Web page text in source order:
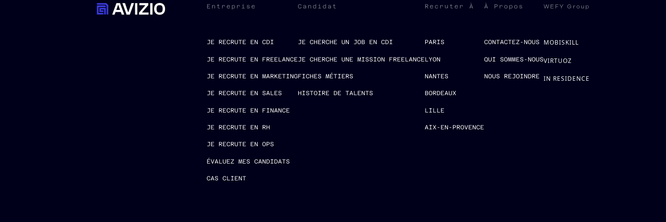
Entreprise
JE RECRUTE EN CDI
JE RECRUTE EN FREELANCE
JE RECRUTE EN MARKETING
JE RECRUTE EN SALES
JE RECRUTE EN FINANCE
JE RECRUTE EN RH
JE RECRUTE EN OPS
ÉVALUEZ MES CANDIDATS
CAS CLIENT
Candidat
JE CHERCHE UN JOB EN CDI
JE CHERCHE UNE MISSION FREELANCE
FICHES MÉTIERS
HISTOIRE DE TALENTS
Recruter À
PARIS
LYON
NANTES
BORDEAUX
LILLE
AIX-EN-PROVENCE
À Propos
CONTACTEZ-NOUS
QUI SOMMES-NOUS
NOUS REJOINDRE
WEFY Group
MOBISKILL
VIRTUOZ
IN RESIDENCE